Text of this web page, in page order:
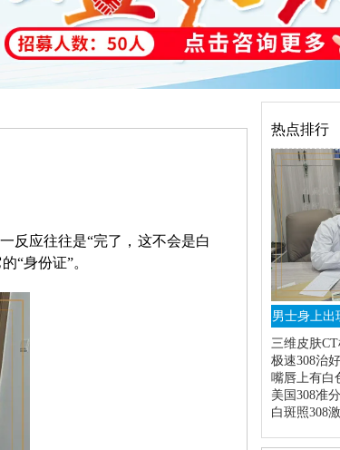
反应往往是“完了，这不会是白
“身份证”。
热点排行
男士身上出
三维皮肤
极速308治
嘴唇上有白
美国308准
白斑照308